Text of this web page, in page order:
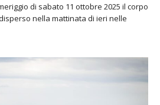
di sabato 11 ottobre 2025 il corpo
nella mattinata di ieri nelle